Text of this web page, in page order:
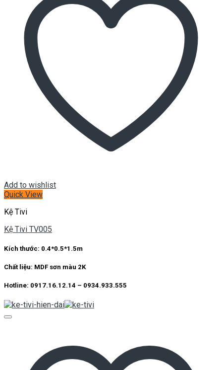
Add to wishlist
Quick View
Kệ Tivi
Kệ Tivi TV005
Kích thước: 0.4*0.5*1.5m
Chất liệu: MDF sơn màu 2K
Hotline: 0917.16.12.14 – 0934.933.555